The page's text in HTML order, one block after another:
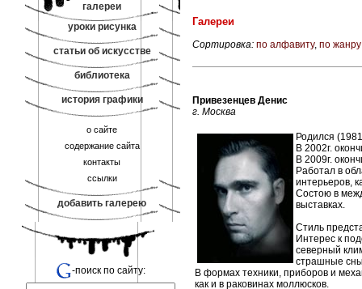
галереи
уроки рисунка
статьи об искусстве
библиотека
история графики
о сайте
содержание сайта
контакты
ссылки
добавить галерею
-поиск по сайту:
Галереи
Сортировка: по алфавиту, по
Привезенцев Денис
г. Москва
Родился
В 2002г.
В 2009г.
Работал в
интерьеров,
Состою в
выставках.
Стиль
Интерес к
северный
страшные
В формах техники, приборов и
как и в раковинах моллюсков.